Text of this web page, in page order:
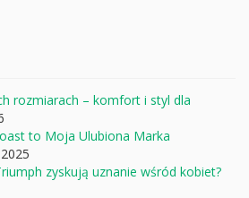
rozmiarach – komfort i styl dla
to Moja Ulubiona Marka
zyskują uznanie wśród kobiet?